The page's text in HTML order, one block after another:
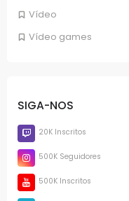
Vídeo
Vídeo games
SIGA-NOS
20K Inscritos
500K Seguidores
500K Inscritos